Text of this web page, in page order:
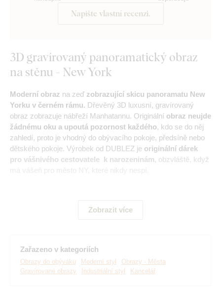
Napište vlastní recenzi.
3D gravírovaný panoramatický obraz
na stěnu - New York
Moderní obraz na zeď zobrazující skicu panoramatu New
Yorku v černém rámu. Dřevěný 3D luxusní, gravírovaný
obraz zobrazuje nábřeží Manhatannu. Originální obraz neujde
žádnému oku a upoutá pozornost každého, kdo se do něj
zahledí, proto je vhodný do obývacího pokoje, předsíně nebo
dětského pokoje. Výrobek od DUBLEZ je originální dárek
pro vášnivého cestovatele k narozeninám, obzvláště, když
má vášeň pro město NY, které nikdy nespí.
hloubkového reliéfu, který je viditelný na oko a hmatatelný
Hlavní výhody produktu:
Zobrazit více
Zařazeno v kategoriích
Obrazy do obýváku Moderní styl
Obrazy - Města
Gravírované obrazy
Industriální styl Kancelář